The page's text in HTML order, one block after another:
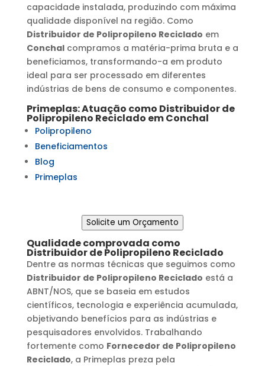
capacidade instalada, produzindo com máxima
qualidade disponível na região. Como
Distribuidor de Polipropileno Reciclado em
Conchalcompramos a matéria-prima bruta e a
beneficiamos, transformando-a em produto
ideal para ser processado em diferentes
indústrias de bens de consumo e componentes.
Primeplas: Atuação como Distribuidor de
Polipropileno Reciclado emConchal
Polipropileno
Beneficiamentos
Blog
Primeplas
Solicite um Orçamento
Qualidade comprovada como
Distribuidor de Polipropileno Reciclado
Dentre as normas técnicas que seguimos como
Distribuidor de Polipropileno Reciclado está a
ABNT/NOS, que se baseia em estudos
científicos, tecnologia e experiência acumulada,
objetivando benefícios para as indústrias e
pesquisadores envolvidos. Trabalhando
fortemente como Fornecedor de Polipropileno
Reciclado, a Primeplas preza pela